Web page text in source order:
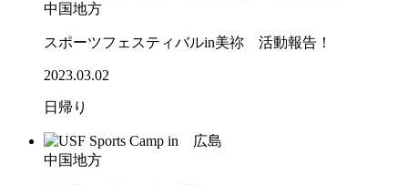
中国地方
スポーツフェスティバルin美祢 活動報告！
2023.03.02
日帰り
中国地方